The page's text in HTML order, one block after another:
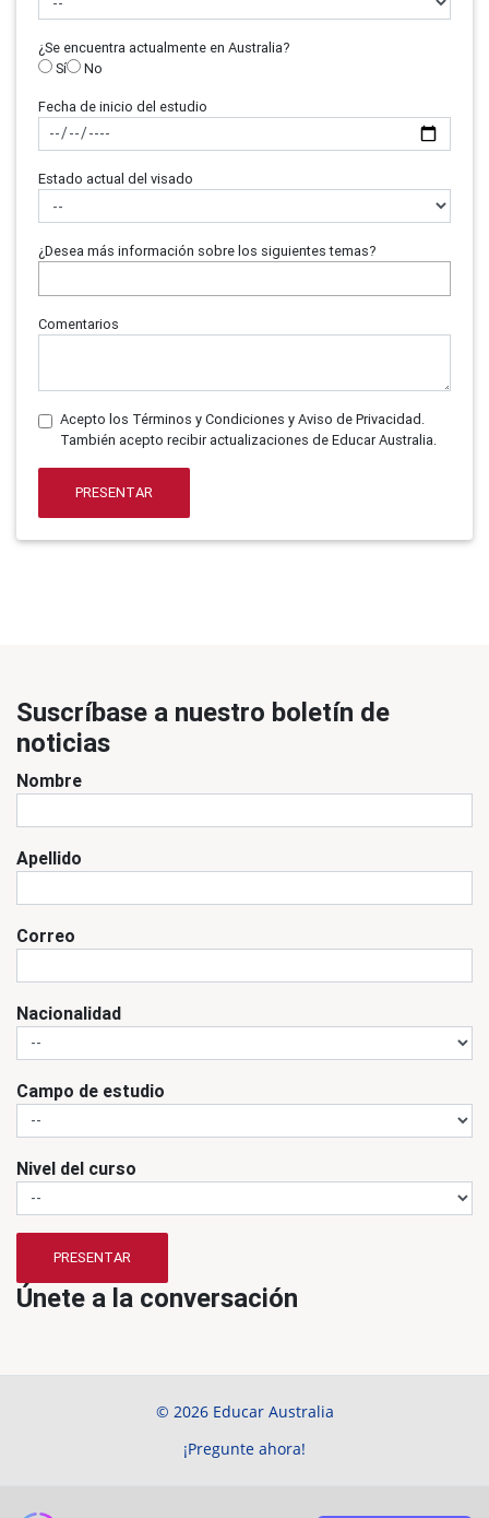
¿Se encuentra actualmente en Australia?
Sí
No
Fecha de inicio del estudio
Estado actual del visado
¿Desea más información sobre los siguientes temas?
Comentarios
Acepto los Términos y Condiciones y Aviso de Privacidad.
También acepto recibir actualizaciones de Educar Australia.
PRESENTAR
Suscríbase a nuestro boletín de
noticias
Nombre
Apellido
Correo
Nacionalidad
Campo de estudio
Nivel del curso
PRESENTAR
Únete a la conversación
© 2026 Educar Australia
¡Pregunte ahora!